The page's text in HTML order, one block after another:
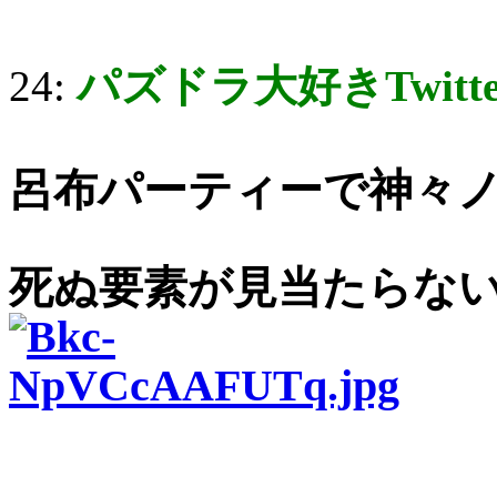
24:パズドラ大好き
呂布パーティーで神々
死ぬ要素が見当たらな